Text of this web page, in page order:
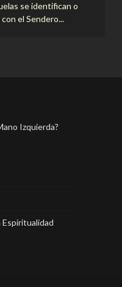
se identifican o
el Sendero...
Izquierda?